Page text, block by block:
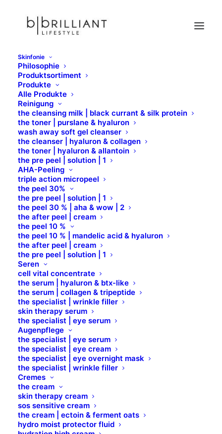
Skinfonie
Philosophie
Produktsortiment
Produkte
Alle Produkte
Reinigung
the cleansing milk | black currant & silk protein
the toner | purslane & hyaluron
wash away soft gel cleanser
the cleanser | hyaluron & collagen
the toner | hyaluron & allantoin
the pre peel | solution | 1
AHA-Peeling
triple action micropeel
the peel 30%
the pre peel | solution | 1
the peel 30 % | aha & wow | 2
the after peel | cream
the peel 10 %
the peel 10 % | mandelic acid & hyaluron
the after peel | cream
the pre peel | solution | 1
Seren
cell vital concentrate
the serum | hyaluron & btx-like
the serum | collagen & tripeptide
the specialist | wrinkle filler
skin therapy serum
the specialist | eye serum
Augenpflege
the specialist | eye serum
the specialist | eye cream
the specialist | eye overnight mask
the specialist | wrinkle filler
Cremes
the cream
skin therapy cream
sos sensitive cream
the cream | ectoin & ferment oats
hydro moist protector fluid
Flawa Watterondellen
Home
100 % FLAWA 100%
Baumwolle
Watterondellen
FLAWA Watterondellen sind aus 100 %
reiner, weicher, sauerstoffgebleichter
Baumwolle hergestellt und eignen sich
hervorragend für die Gesichts- und
Körperpflege bei Ihren Kunden. Die
extraweichen Watterondellen für den
Kabineneinsatz sind besonders für die
empfindliche Haut geeignet. Durch die
beidseitige Prägung bleiben sie formstabil